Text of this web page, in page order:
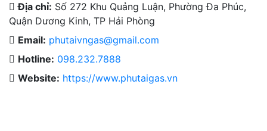
Địa chỉ: Số 272 Khu Quảng Luận, Phường Đa Phúc,
Quận Dương Kinh, TP Hải Phòng
Email: phutaivngas@gmail.com
Hotline: 098.232.7888
Website: https://www.phutaigas.vn
Cho Thuê Thiết Bị Hệ Thống